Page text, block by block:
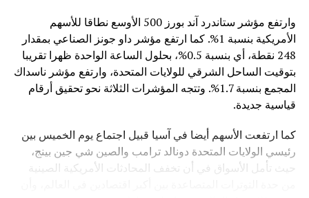
وارتفع مؤشر ستاندرد آند بورز 500 الأوسع نطاقا للأسهم
الأمريكية بنسبة 1%. كما ارتفع مؤشر داو جونز الصناعي بمقدار
248 نقطة، أي بنسبة 0.5%، بحلول الساعة الواحدة ظهرا تقريبا
بتوقيت الساحل الشرقي للولايات المتحدة، وارتفع مؤشر ناسداك
المجمع بنسبة 1.7%. وتتجه المؤشرات الثلاثة نحو تحقيق أرقام
قياسية جديدة.
كما ارتفعت الأسهم أيضا في آسيا قبيل اجتماع يوم الخميس بين
رئيسي الولايات المتحدة دونالد ترامب والصين شي جين بينج،
حيث تأمل الأسواق في أن تخفف المحادثات الأمريكية الصينية